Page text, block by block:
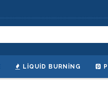
LIQUID BURNING